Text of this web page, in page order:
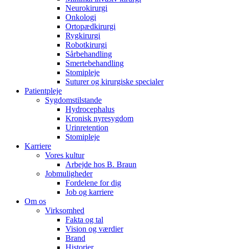
Produktoversigter
Find det produkt, du leder efter. Besøg B. Brauns
I dialog med B. Braun. Lad os tale sammen.
Neurokirurgi
Onkologi
Ortopædkirurgi
Rygkirurgi
Robotkirurgi
Sårbehandling
Smertebehandling
Stomipleje
Suturer og kirurgiske specialer
Patientpleje
Sygdomstilstande
Hydrocephalus
Kronisk nyresygdom
Urinretention
Stomipleje
Karriere
Vores kultur
Arbejde hos B. Braun
Jobmuligheder
Fordelene for dig
Job og karriere
Om os
Virksomhed
Fakta og tal
Vision og værdier
Brand
Historier